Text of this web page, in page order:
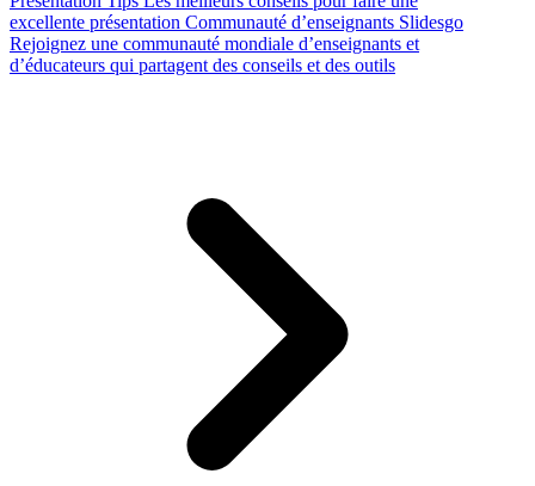
excellente présentation Communauté d’enseignants Slidesgo
Rejoignez une communauté mondiale d’enseignants et
d’éducateurs qui partagent des conseils et des outils